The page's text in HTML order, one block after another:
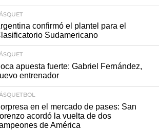
confirmó el plantel para el
Sudamericano
apuesta fuerte: Gabriel Fernández,
entrenador
en el mercado de pases: San
acordó la vuelta de dos
de América